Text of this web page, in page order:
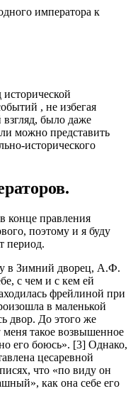
императора к
исторической
, не избегая
было даже
можно представить
исторического
конце правления
поэтому и я буду
период.
в Зимний дворец, А.Ф.
с чем и с кем ей
фрейлиной при
в маленькой
двор. До этого же
такое возвышенное
его боюсь». [3] Однако,
цесаревной
что «по виду он
как она себе его